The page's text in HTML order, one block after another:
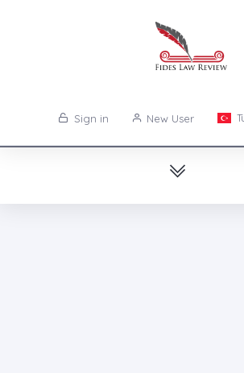
Sign in New User